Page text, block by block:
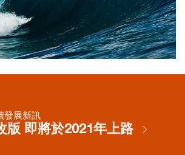
發展新訊
版 即將於2021年上路